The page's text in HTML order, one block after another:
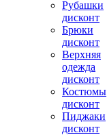
Рубашки
дисконт
Брюки
дисконт
Верхняя
одежда
дисконт
Костюмы
дисконт
Пиджаки
дисконт